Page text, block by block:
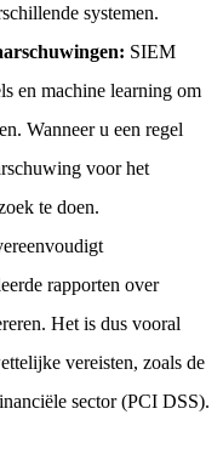
systemen.
SIEM
en machine learning om
Wanneer u een regel
voor het
te doen.
rapporten over
Het is dus vooral
vereisten, zoals de
sector (PCI DSS).